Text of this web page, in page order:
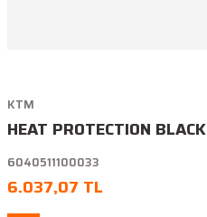
KTM
HEAT PROTECTION BLACK
6040511100033
6.037,07 TL